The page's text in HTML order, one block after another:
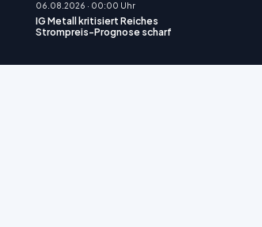
06.08.2026 · 00:00 Uhr
IG Metall kritisiert Reiches
Strompreis-Prognose scharf